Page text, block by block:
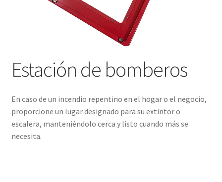
Estación de bomberos
En caso de un incendio repentino en el hogar o el negocio,
proporcione un lugar designado para su extintor o
escalera, manteniéndolo cerca y listo cuando más se
necesita.